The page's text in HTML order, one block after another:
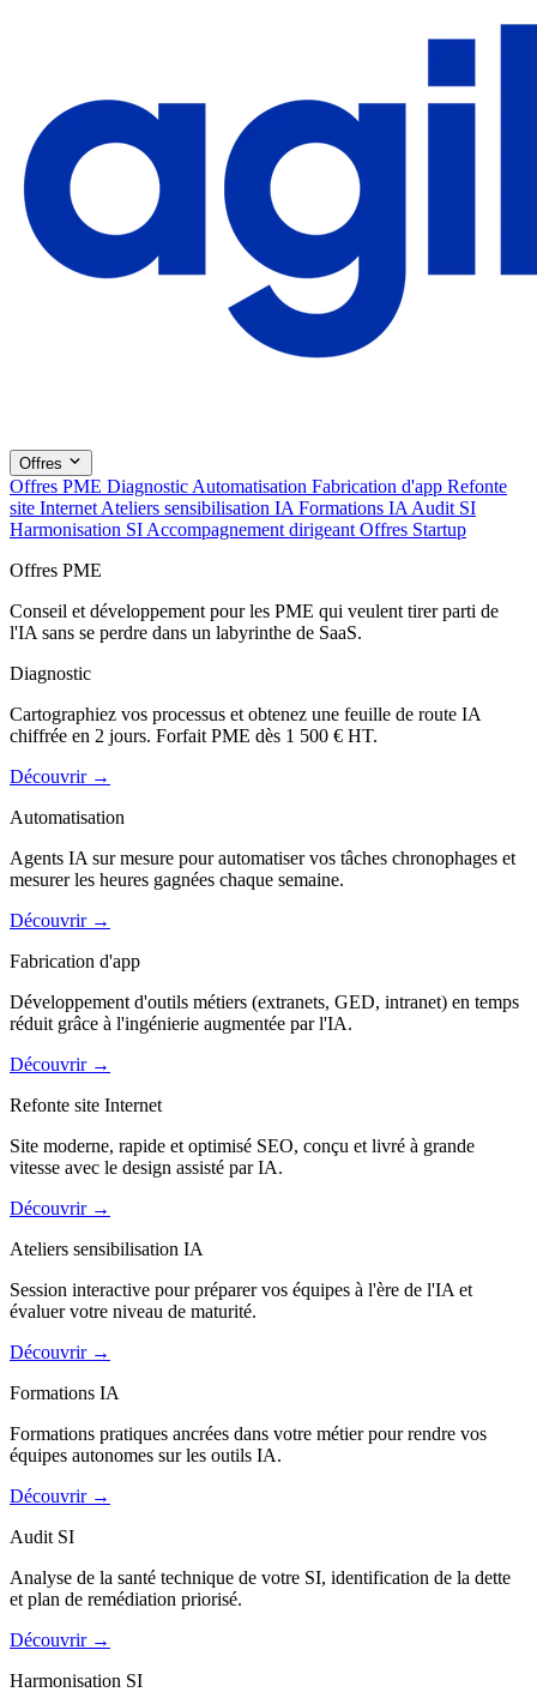
Offres
Offres PME Diagnostic Automatisation Fabrication d'app Refonte
site Internet Ateliers sensibilisation IA Formations IA Audit SI
Harmonisation SI Accompagnement dirigeant Offres Startup
Offres PME
Conseil et développement pour les PME qui veulent tirer parti de
l'IA sans se perdre dans un labyrinthe de SaaS.
Diagnostic
Cartographiez vos processus et obtenez une feuille de route IA
chiffrée en 2 jours. Forfait PME dès 1 500 € HT.
Découvrir →
Automatisation
Agents IA sur mesure pour automatiser vos tâches chronophages et
mesurer les heures gagnées chaque semaine.
Découvrir →
Fabrication d'app
Développement d'outils métiers (extranets, GED, intranet) en temps
réduit grâce à l'ingénierie augmentée par l'IA.
Découvrir →
Refonte site Internet
Site moderne, rapide et optimisé SEO, conçu et livré à grande
vitesse avec le design assisté par IA.
Découvrir →
Ateliers sensibilisation IA
Session interactive pour préparer vos équipes à l'ère de l'IA et
évaluer votre niveau de maturité.
Découvrir →
Formations IA
Formations pratiques ancrées dans votre métier pour rendre vos
équipes autonomes sur les outils IA.
Découvrir →
Audit SI
Analyse de la santé technique de votre SI, identification de la dette
et plan de remédiation priorisé.
Découvrir →
Harmonisation SI